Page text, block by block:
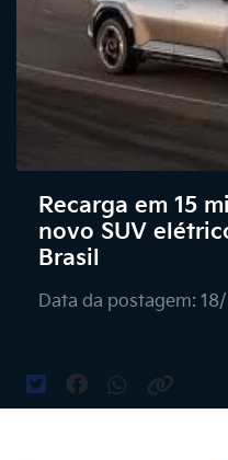
Recarga em 15
novo SUV
Brasil
Data da postagem: